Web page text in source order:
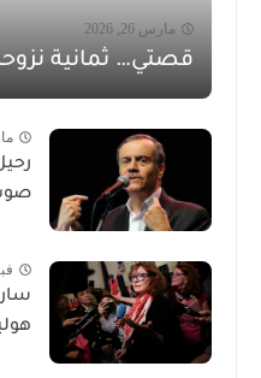
مارس 26, 2026
قصتي… ثمانية